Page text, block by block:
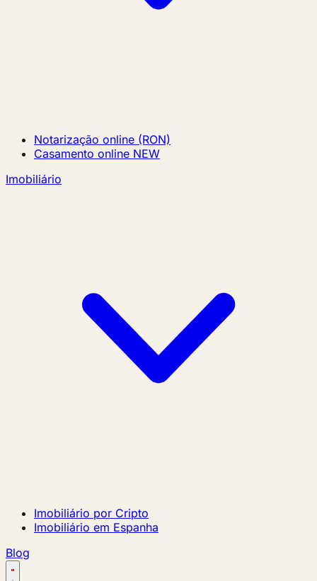
Notarização online (RON)
Casamento online NEW
Imobiliário
Imobiliário por Cripto
Imobiliário em Espanha
Blog